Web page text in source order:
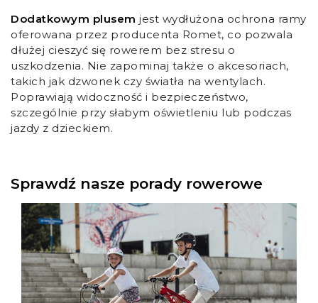
Dodatkowym plusem jest wydłużona ochrona ramy
oferowana przez producenta Romet, co pozwala
dłużej cieszyć się rowerem bez stresu o
uszkodzenia. Nie zapominaj także o akcesoriach,
takich jak dzwonek czy światła na wentylach.
Poprawiają widoczność i bezpieczeństwo,
szczególnie przy słabym oświetleniu lub podczas
jazdy z dzieckiem.
Sprawdź nasze porady rowerowe